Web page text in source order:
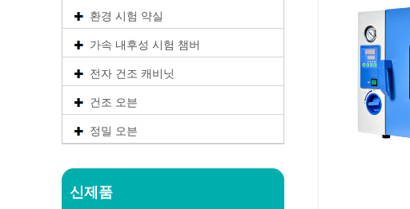
환경 시험 약실
가속 내후성 시험 챔버
전자 건조 캐비닛
건조 오븐
정밀 오븐
신제품